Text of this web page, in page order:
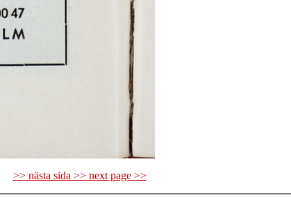
>> nästa sida >> next page >>